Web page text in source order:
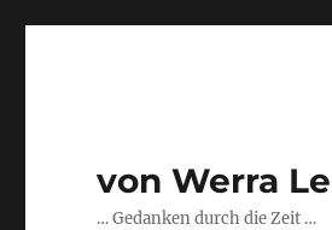
von Werra
… Gedanken durch die Zeit …